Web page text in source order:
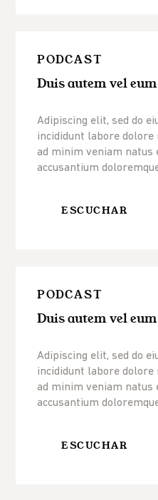
PODCAST
Duis autem vel
Adipiscing elit, sed do
incididunt labore dolore
ad minim veniam
accusantium
ESCUCHAR
PODCAST
Duis autem vel
Adipiscing elit, sed do
incididunt labore dolore
ad minim veniam
accusantium
ESCUCHAR